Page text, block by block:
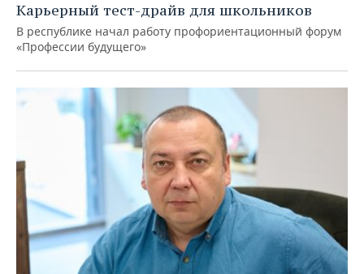
Карьерный тест-драйв для школьников
В республике начал работу профориентационный форум
«Профессии будущего»